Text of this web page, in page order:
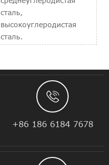
сталь,
высокоуглеродистая
сталь.

+86 186 6184 7678